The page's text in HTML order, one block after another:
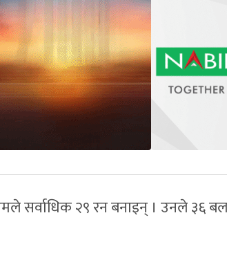
सर्वाधिक २९ रन बनाइन् । उनले ३६